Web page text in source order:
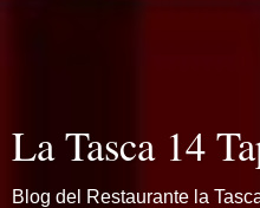
La Tasca 14
Blog del Restaurante la